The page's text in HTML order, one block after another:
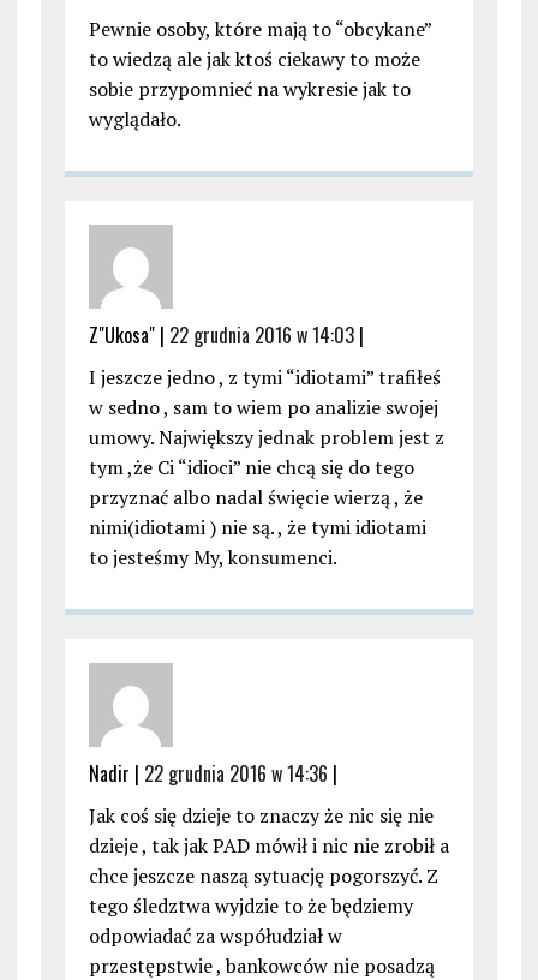
Pewnie osoby, które mają to “obcykane”
to wiedzą ale jak ktoś ciekawy to może
sobie przypomnieć na wykresie jak to
wyglądało.
Z"Ukosa" | 22 grudnia 2016 w 14:03|
I jeszcze jedno , z tymi “idiotami” trafiłeś
w sedno , sam to wiem po analizie swojej
umowy. Największy jednak problem jest z
tym ,że Ci “idioci” nie chcą się do tego
przyznać albo nadal święcie wierzą , że
nimi(idiotami ) nie są. , że tymi idiotami
to jesteśmy My, konsumenci.
Nadir | 22 grudnia 2016 w 14:36 |
Jak coś się dzieje to znaczy że nic się nie
dzieje , tak jak PAD mówił i nic nie zrobił a
chce jeszcze naszą sytuację pogorszyć. Z
tego śledztwa wyjdzie to że będziemy
odpowiadać za współudział w
przestępstwie , bankowców nie posadzą